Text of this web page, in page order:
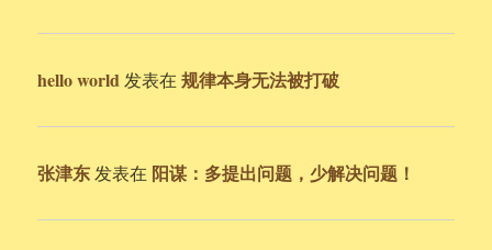
hello world 发表在规律本身无法被打破
张津东 发表在 阳谋：多提出问题，少解决问题！